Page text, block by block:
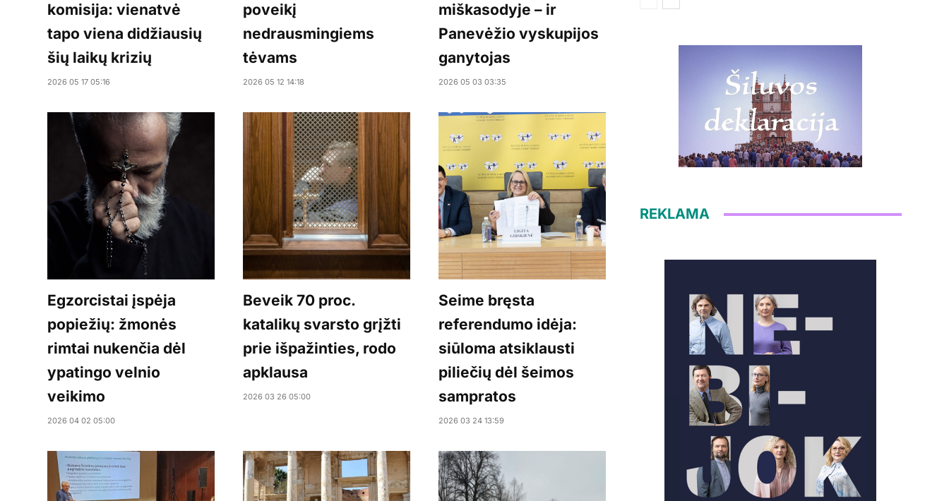
komisija: vienatvė
tapo viena didžiausių
šių laikų krizių
2026 05 17 05:16
poveikį
nedrausmingiems
tėvams
2026 05 12 14:18
miškasodyje – ir
Panevėžio vyskupijos
ganytojas
2026 05 03 03:35
Egzorcistai įspėja
popiežių: žmonės
rimtai nukenčia dėl
ypatingo velnio
veikimo
2026 04 02 05:00
Beveik 70 proc.
katalikų svarsto grįžti
prie išpažinties, rodo
apklausa
2026 03 26 05:00
Seime bręsta
referendumo idėja:
siūloma atsiklausti
piliečių dėl šeimos
sampratos
2026 03 24 13:59
REKLAMA